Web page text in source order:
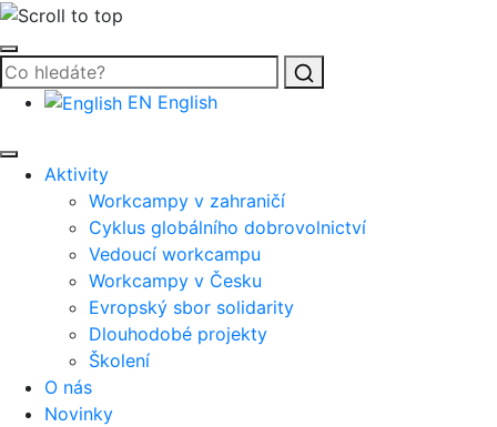
Vyhledat
EN English
Aktivity
Workcampy v zahraničí
Cyklus globálního dobrovolnictví
Vedoucí workcampu
Workcampy v Česku
Evropský sbor solidarity
Dlouhodobé projekty
Školení
O nás
Novinky